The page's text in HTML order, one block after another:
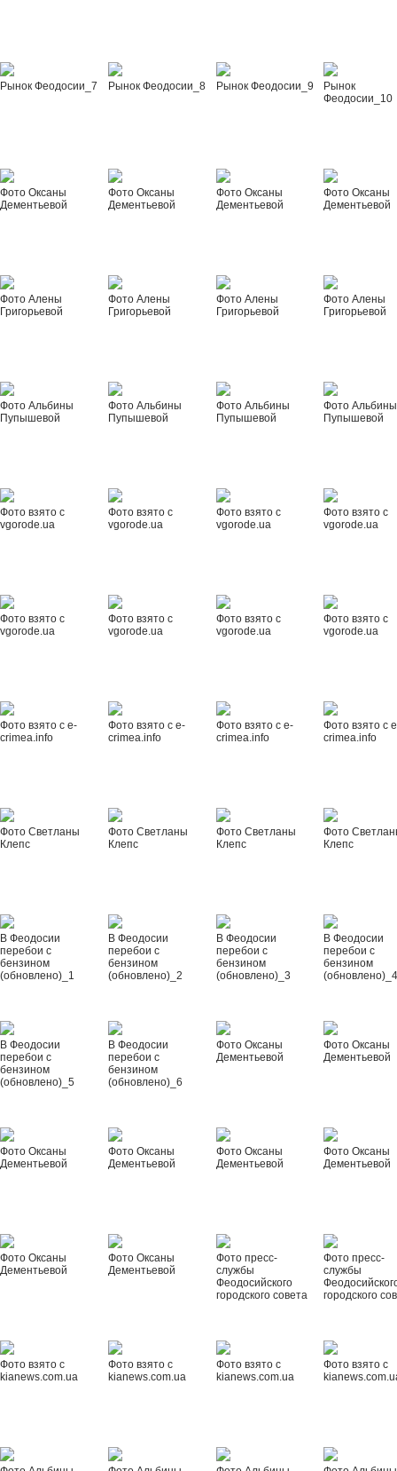
Рынок Феодосии_7 Рынок Феодосии_8 Рынок Феодосии_9
Рынок
Феодосии_10
Фото Оксаны
Дементьевой
Фото Оксаны
Дементьевой
Фото Оксаны
Дементьевой
Фото Оксаны
Дементьевой
Фото Алены
Григорьевой
Фото Алены
Григорьевой
Фото Алены
Григорьевой
Фото Алены
Григорьевой
Фото Альбины
Пупышевой
Фото Альбины
Пупышевой
Фото Альбины
Пупышевой
Фото Альбины
Пупышевой
Фото взято с
vgorode.ua
Фото взято с
vgorode.ua
Фото взято с
vgorode.ua
Фото взято с
vgorode.ua
Фото взято с
vgorode.ua
Фото взято с
vgorode.ua
Фото взято с
vgorode.ua
Фото взято с
vgorode.ua
Фото взято с e-
crimea.info
Фото взято с e-
crimea.info
Фото взято с e-
crimea.info
Фото взято с
crimea.info
Фото Светланы
Клепс
Фото Светланы
Клепс
Фото Светланы
Клепс
Фото
Клепс
В Феодосии
перебои с
бензином
(обновлено)_1
В Феодосии
перебои с
бензином
(обновлено)_2
В Феодосии
перебои с
бензином
(обновлено)_3
В Феодосии
перебои с
бензином
В Феодосии
перебои с
бензином
(обновлено)_5
В Феодосии
перебои с
бензином
(обновлено)_6
Фото Оксаны
Дементьевой
Фото Оксаны
Дементьевой
Фото Оксаны
Дементьевой
Фото Оксаны
Дементьевой
Фото Оксаны
Дементьевой
Фото Оксаны
Дементьевой
Фото Оксаны
Дементьевой
Фото Оксаны
Дементьевой
Фото пресс-
службы
Феодосийского
городского совета
Фото пресс-
службы
городского
Фото взято с
kianews.com.ua
Фото взято с
kianews.com.ua
Фото взято с
kianews.com.ua
Фото взято с